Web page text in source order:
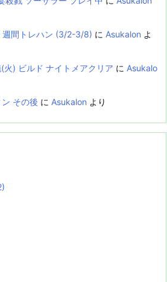
週間トレハン (3/2-3/8) に Asukalon よ
) ビルド ナイトメアクリア に Asukalo
その後 に Asukalon より